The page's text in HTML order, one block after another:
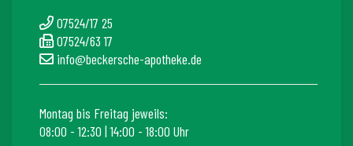
07524/17 25
07524/63 17
info@beckersche-apotheke.de
Montag bis Freitag jeweils:
08:00 - 12:30 | 14:00 - 18:00 Uhr